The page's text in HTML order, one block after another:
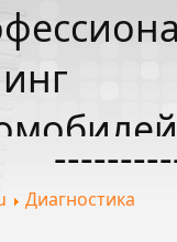
Диагностика